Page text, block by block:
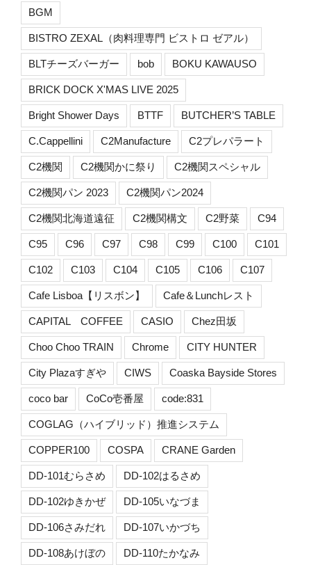
BGM
BISTRO ZEXAL（肉料理専門 ビストロ ゼアル）
BLTチーズバーガー bob BOKU KAWAUSO
BRICK DOCK X'MAS LIVE 2025
Bright Shower Days BTTF BUTCHER’S TABLE
C.Cappellini C2Manufacture C2プレパラート
C2機関 C2機関かに祭り C2機関スペシャル
C2機関パン 2023 C2機関パン2024
C2機関北海道遠征 C2機関構文 C2野菜 C94
C95 C96 C97 C98 C99 C100 C101
C102 C103 C104 C105 C106 C107
Cafe Lisboa【リスボン】 Cafe＆Lunchレスト
CAPITAL COFFEE CASIO Chez田坂
Choo Choo TRAIN Chrome CITY HUNTER
City Plazaすぎや CIWS Coaska Bayside Stores
coco bar CoCo壱番屋 code:831
COGLAG（ハイブリッド）推進システム
COPPER100 COSPA CRANE Garden
DD-101むらさめ DD-102はるさめ
DD-102ゆきかぜ DD-105いなづま
DD-106さみだれ DD-107いかづち
DD-108あけぼの DD-110たかなみ